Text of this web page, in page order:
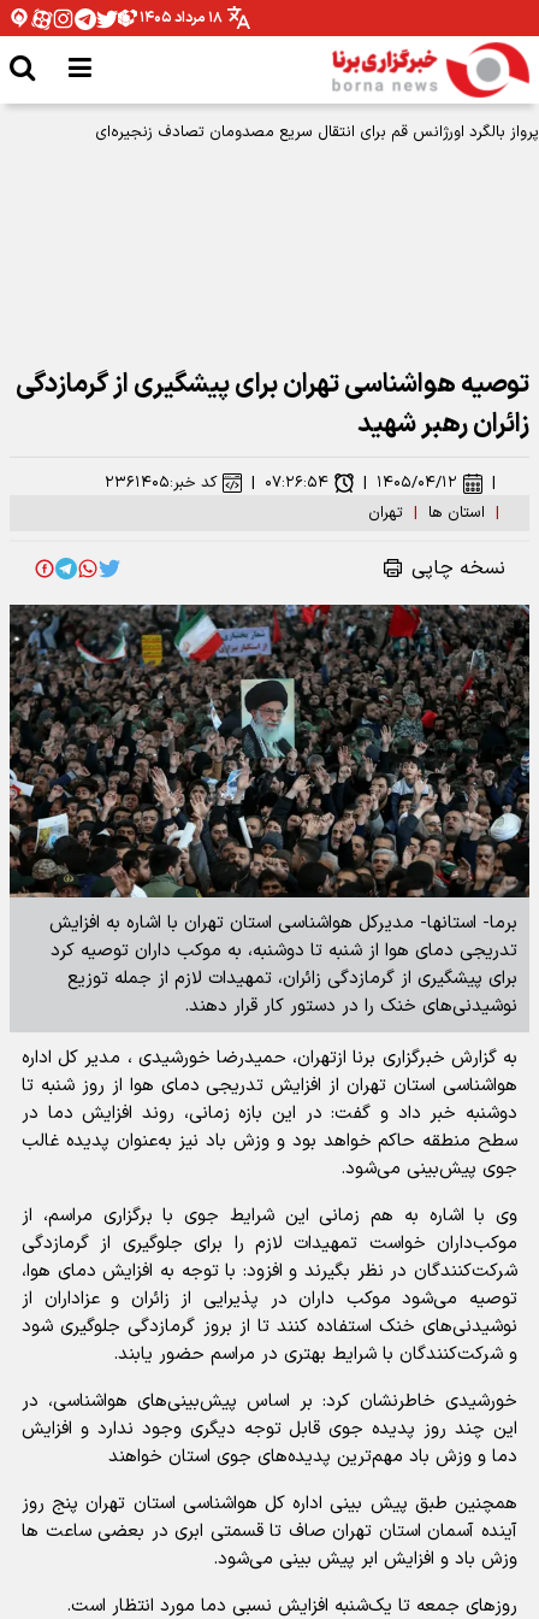
۱۸ مرداد ۱۴۰۵
پرواز بالگرد اورژانس قم برای انتقال سریع مصدومان تصادف زنجیره‌ای
توصیه هواشناسی تهران برای پیشگیری از گرمازدگی
زائران رهبر شهید
| استان ها | تهران
| ۱۴۰۵/۰۴/۱۲ | ۰۷:۲۶:۵۴ | کد خبر:۲۳۶۱۴۰۵
نسخه چاپی
برما- استانها- مدیرکل هواشناسی استان تهران با اشاره به افزایش
تدریجی دمای هوا از شنبه تا دوشنبه، به موکب داران توصیه کرد
برای پیشگیری از گرمازدگی زائران، تمهیدات لازم از جمله توزیع
نوشیدنی‌های خنک را در دستور کار قرار دهند.
به گزارش خبرگزاری برنا ازتهران، حمیدرضا خورشیدی ، مدیر کل اداره
هواشناسی استان تهران از افزایش تدریجی دمای هوا از روز شنبه تا
دوشنبه خبر داد و گفت: در این بازه زمانی، روند افزایش دما در
سطح منطقه حاکم خواهد بود و وزش باد نیز به‌عنوان پدیده غالب
جوی پیش‌بینی می‌شود.
وی با اشاره به هم زمانی این شرایط جوی با برگزاری مراسم، از
موکب‌داران خواست تمهیدات لازم را برای جلوگیری از گرمازدگی
شرکت‌کنندگان در نظر بگیرند و افزود: با توجه به افزایش دمای هوا،
توصیه می‌شود موکب‌ داران در پذیرایی از زائران و عزاداران از
نوشیدنی‌های خنک استفاده کنند تا از بروز گرمازدگی جلوگیری شود
و شرکت‌کنندگان با شرایط بهتری در مراسم حضور یابند.
خورشیدی خاطرنشان کرد: بر اساس پیش‌بینی‌های هواشناسی، در
این چند روز پدیده جوی قابل توجه دیگری وجود ندارد و افزایش
دما و وزش باد مهم‌ترین پدیده‌های جوی استان خواهند
همچنین طبق پیش بینی اداره کل هواشناسی استان تهران پنج روز
آینده آسمان استان تهران صاف تا قسمتی ابری در بعضی ساعت ها
وزش باد و افزایش ابر پیش بینی می‌شود.
روزهای جمعه تا یک‌شنبه افزایش نسبی دما مورد انتظار است.